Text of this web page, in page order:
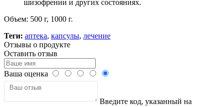
шизофрении и других состояниях.
Объем: 500 г, 1000 г.
Теги: аптека, капсулы, лечение
Отзывы о продукте
Оставить отзыв
Ваша оценка
Введите код, указанный на